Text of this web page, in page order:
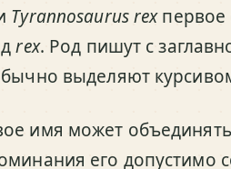
Tyrannosaurus rexпервое
rex. Род пишут с
выделяют
имя может
его допустимо